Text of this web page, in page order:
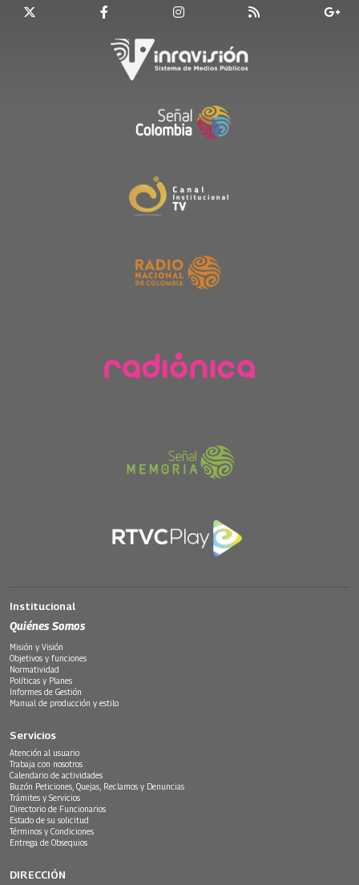
Institucional
Quiénes Somos
Misión y Visión
Objetivos y funciones
Normatividad
Políticas y Planes
Informes de Gestión
Manual de producción y estilo
Servicios
Atención al usuario
Trabaja con nosotros
Calendario de actividades
Buzón Peticiones, Quejas, Reclamos y Denuncias
Trámites y Servicios
Directorio de Funcionarios
Estado de su solicitud
Términos y Condiciones
Entrega de Obsequios
DIRECCIÓN